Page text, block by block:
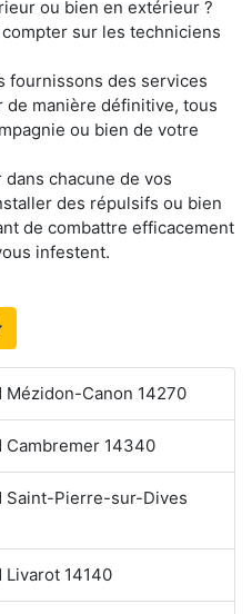
ou bien en extérieur ?
sur les techniciens
fournissons des services
manière définitive, tous
ou bien de votre
chacune de vos
des répulsifs ou bien
de combattre efficacement
infestent.
Canon 14270
Cambremer 14340
Saint-Pierre-sur-Dives
14140